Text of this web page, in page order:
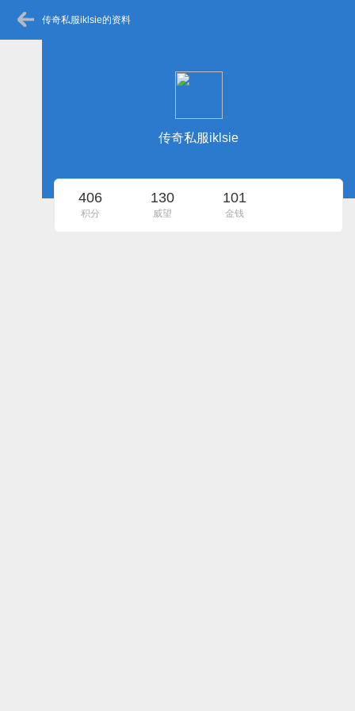
传奇私服iklsie的资料
传奇私服iklsie
406
积分
130
威望
101
金钱